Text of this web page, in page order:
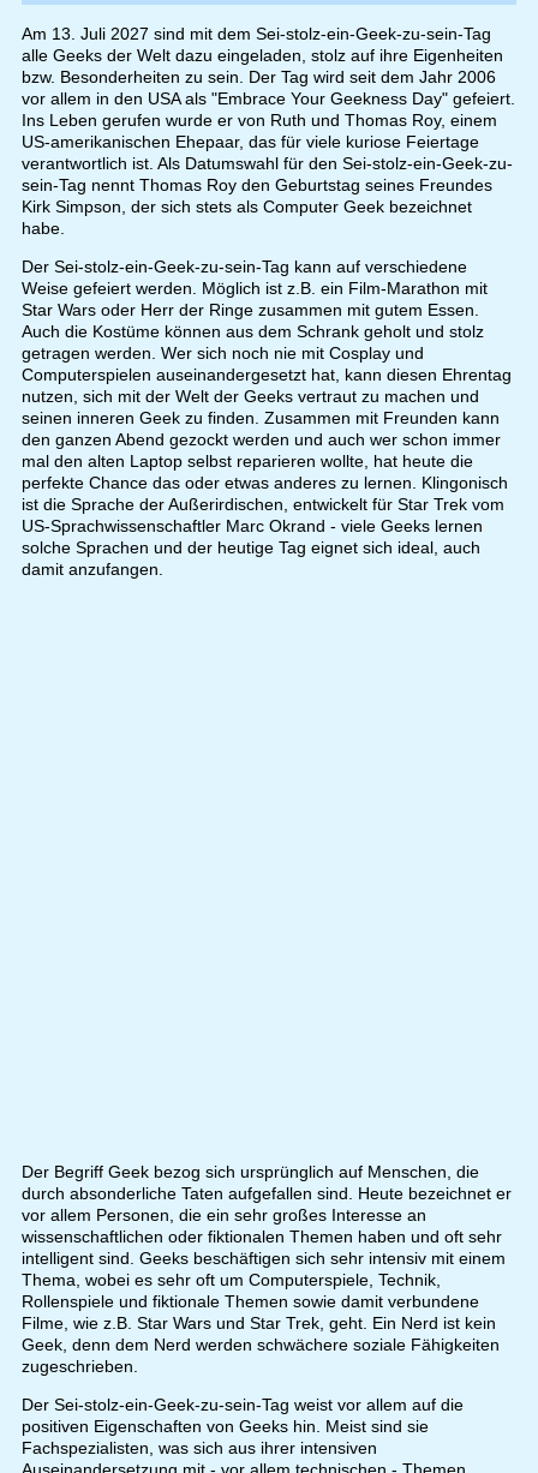
Am 13. Juli 2027 sind mit dem Sei-stolz-ein-Geek-zu-sein-Tag
alle Geeks der Welt dazu eingeladen, stolz auf ihre Eigenheiten
bzw. Besonderheiten zu sein. Der Tag wird seit dem Jahr 2006
vor allem in den USA als "Embrace Your Geekness Day" gefeiert.
Ins Leben gerufen wurde er von Ruth und Thomas Roy, einem
US-amerikanischen Ehepaar, das für viele kuriose Feiertage
verantwortlich ist. Als Datumswahl für den Sei-stolz-ein-Geek-zu-
sein-Tag nennt Thomas Roy den Geburtstag seines Freundes
Kirk Simpson, der sich stets als Computer Geek bezeichnet
habe.
Der Sei-stolz-ein-Geek-zu-sein-Tag kann auf verschiedene
Weise gefeiert werden. Möglich ist z.B. ein Film-Marathon mit
Star Wars oder Herr der Ringe zusammen mit gutem Essen.
Auch die Kostüme können aus dem Schrank geholt und stolz
getragen werden. Wer sich noch nie mit Cosplay und
Computerspielen auseinandergesetzt hat, kann diesen Ehrentag
nutzen, sich mit der Welt der Geeks vertraut zu machen und
seinen inneren Geek zu finden. Zusammen mit Freunden kann
den ganzen Abend gezockt werden und auch wer schon immer
mal den alten Laptop selbst reparieren wollte, hat heute die
perfekte Chance das oder etwas anderes zu lernen. Klingonisch
ist die Sprache der Außerirdischen, entwickelt für Star Trek vom
US-Sprachwissenschaftler Marc Okrand - viele Geeks lernen
solche Sprachen und der heutige Tag eignet sich ideal, auch
damit anzufangen.
Der Begriff Geek bezog sich ursprünglich auf Menschen, die
durch absonderliche Taten aufgefallen sind. Heute bezeichnet er
vor allem Personen, die ein sehr großes Interesse an
wissenschaftlichen oder fiktionalen Themen haben und oft sehr
intelligent sind. Geeks beschäftigen sich sehr intensiv mit einem
Thema, wobei es sehr oft um Computerspiele, Technik,
Rollenspiele und fiktionale Themen sowie damit verbundene
Filme, wie z.B. Star Wars und Star Trek, geht. Ein Nerd ist kein
Geek, denn dem Nerd werden schwächere soziale Fähigkeiten
zugeschrieben.
Der Sei-stolz-ein-Geek-zu-sein-Tag weist vor allem auf die
positiven Eigenschaften von Geeks hin. Meist sind sie
Fachspezialisten, was sich aus ihrer intensiven